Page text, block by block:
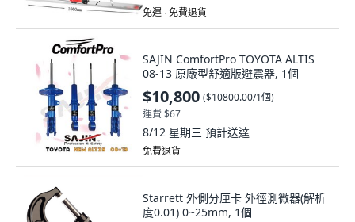
免運 ∙ 免費退貨
SAJIN ComfortPro TOYOTA ALTIS
08-13 原廠型舒適版避震器, 1個
$10,800 ($10800.00/1個)
運費 $67
8/12 星期三 預計送達
免費退貨
Starrett 外側分厘卡 外徑測微器(解析
度0.01) 0~25mm, 1個